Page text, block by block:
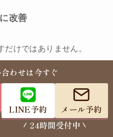
改善
けではありません。
恥骨痛が改善し、尿漏れも
くなることで、肩こりや頭
わせは今すぐ
LINE予約
メール予約
24時間受付中